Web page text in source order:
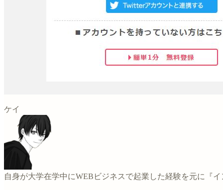
ケイ
自身が大学在学中にWEBビジネスで起業した経験を元に『